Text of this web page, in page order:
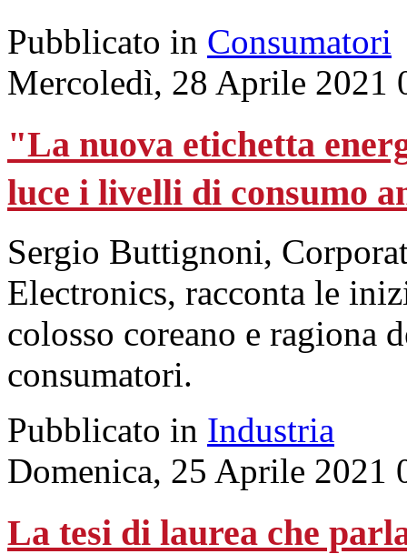
Pubblicato in Consumatori
Mercoledì, 28 Aprile 2021
"La nuova etichetta
luce i livelli di consumo
Sergio Buttignoni,
Electronics, racconta le
colosso coreano e ragiona
consumatori.
Pubblicato in Industria
Domenica, 25 Aprile 2021
La tesi di laurea che